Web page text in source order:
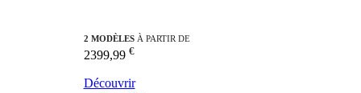
2 MODÈLESÀ PARTIR DE
2399,99 €
Découvrir